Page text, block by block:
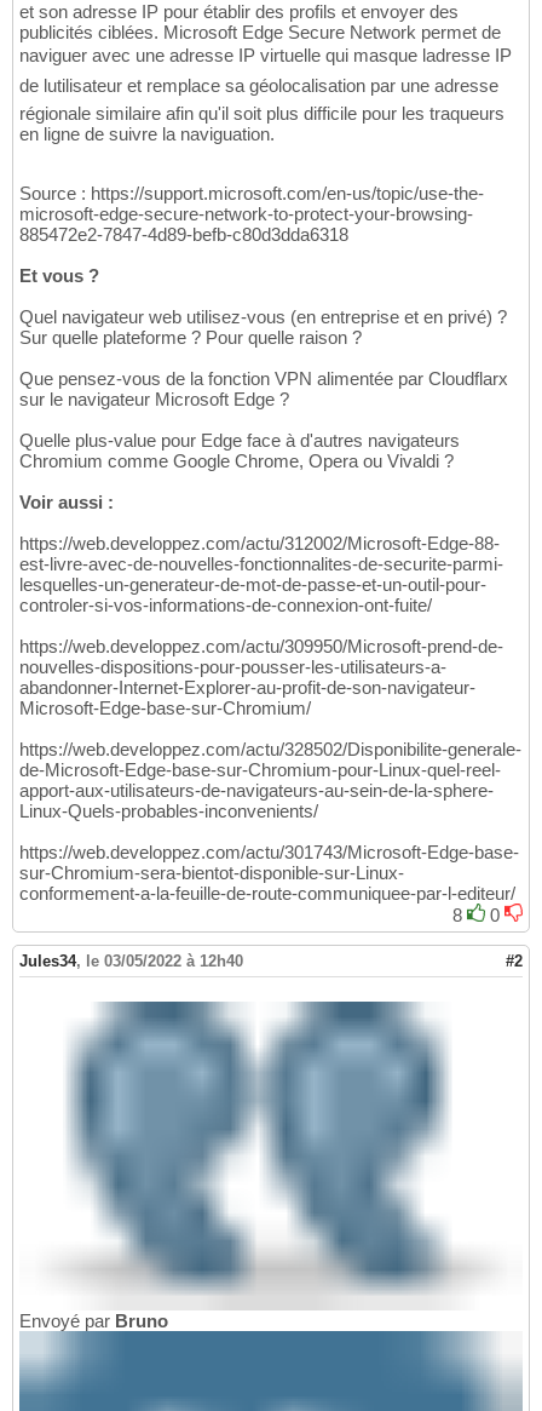
et son adresse IP pour établir des profils et envoyer des
publicités ciblées. Microsoft Edge Secure Network permet de
naviguer avec une adresse IP virtuelle qui masque ladresse IP
de lutilisateur et remplace sa géolocalisation par une adresse
régionale similaire afin qu'il soit plus difficile pour les traqueurs
en ligne de suivre la naviguation.
Source : https://support.microsoft.com/en-us/topic/use-the-
microsoft-edge-secure-network-to-protect-your-browsing-
885472e2-7847-4d89-befb-c80d3dda6318
Et vous ?
Quel navigateur web utilisez-vous (en entreprise et en privé) ?
Sur quelle plateforme ? Pour quelle raison ?
Que pensez-vous de la fonction VPN alimentée par Cloudflarx
sur le navigateur Microsoft Edge ?
Quelle plus-value pour Edge face à d'autres navigateurs
Chromium comme Google Chrome, Opera ou Vivaldi ?
Voir aussi :
https://web.developpez.com/actu/312002/Microsoft-Edge-88-
est-livre-avec-de-nouvelles-fonctionnalites-de-securite-parmi-
lesquelles-un-generateur-de-mot-de-passe-et-un-outil-pour-
controler-si-vos-informations-de-connexion-ont-fuite/
https://web.developpez.com/actu/309950/Microsoft-prend-de-
nouvelles-dispositions-pour-pousser-les-utilisateurs-a-
abandonner-Internet-Explorer-au-profit-de-son-navigateur-
Microsoft-Edge-base-sur-Chromium/
https://web.developpez.com/actu/328502/Disponibilite-generale-
de-Microsoft-Edge-base-sur-Chromium-pour-Linux-quel-reel-
apport-aux-utilisateurs-de-navigateurs-au-sein-de-la-sphere-
Linux-Quels-probables-inconvenients/
https://web.developpez.com/actu/301743/Microsoft-Edge-base-
sur-Chromium-sera-bientot-disponible-sur-Linux-
conformement-a-la-feuille-de-route-communiquee-par-l-editeur/
8
0
Jules34, le 03/05/2022 à 12h40 #2
Envoyé par Bruno